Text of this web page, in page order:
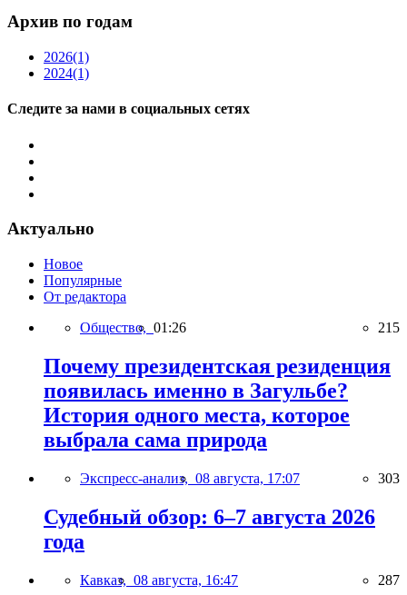
Архив по годам
2026(1)
2024(1)
Следите за нами в социальных сетях
Актуально
Новое
Популярные
От редактора
Общество, 01:26 215
Почему президентская резиденция
появилась именно в Загульбе?
История одного места, которое
выбрала сама природа
Экспресс-анализ, 08 августа, 17:07 303
Судебный обзор: 6–7 августа 2026
года
Кавказ, 08 августа, 16:47 287